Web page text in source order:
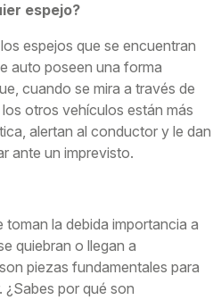
espejo?
espejos que se encuentran
auto poseen una forma
cuando se mira a través de
otros vehículos están más
alertan al conductor y le dan
ante un imprevisto.
la debida importancia a
quiebran o llegan a
piezas fundamentales para
¿Sabes por qué son